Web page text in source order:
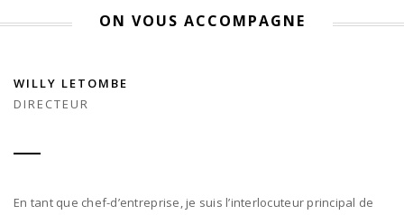
ON VOUS ACCOMPAGNE
WILLY LETOMBE
DIRECTEUR
En tant que chef-d’entreprise, je suis l’interlocuteur principal de